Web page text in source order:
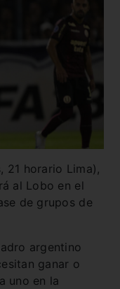
21 horario Lima),
al Lobo en el
de grupos de
argentino
ganar o
uno en la